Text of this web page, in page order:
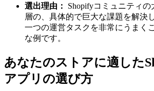
選出理由：
Shopifyコミュニティ
層の、具体的で巨大な課題を解決
一つの運営タスクを非常にうまく
な例です。
あなたのストアに適した
アプリの選び方